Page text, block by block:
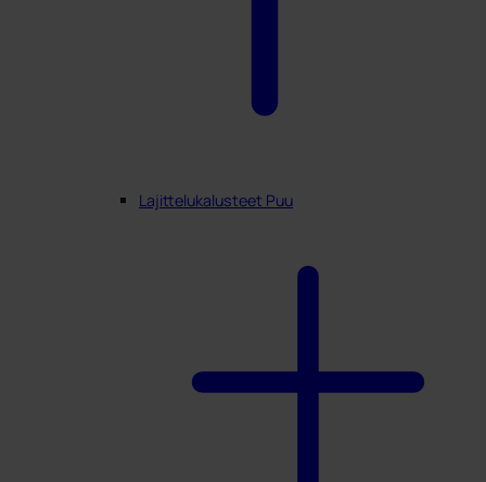
Lajittelukalusteet Puu